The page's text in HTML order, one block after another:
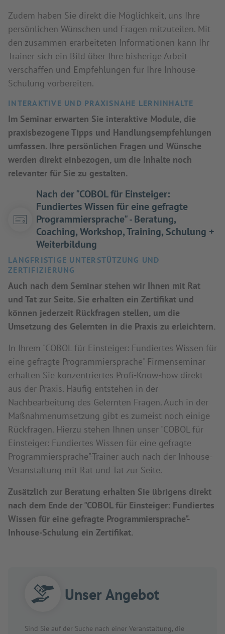
Zudem haben Sie direkt die Möglichkeit, uns Ihre
persönlichen Wünschen und Fragen mitzuteilen. Mit
den zusammen erarbeiteten Informationen kann Ihr
Trainer sich ein Bild über Ihre bisherige Arbeit
verschaffen und Empfehlungen für Ihre Inhouse-
Schulung vorbereiten.
INTERAKTIVE UND PRAXISNAHE LERNINHALTE
Im Seminar erwarten Sie interaktive Module, die
praxisbezogene Tipps und Handlungsempfehlungen
umfassen. Ihre persönlichen Fragen und Wünsche
werden direkt einbezogen, um die Inhalte noch
relevanter für Sie zu gestalten.
Nach der "COBOL für Einsteiger:
Fundiertes Wissen für eine gefragte
Programmiersprache" - Beratung,
Coaching, Workshop, Training, Schulung +
Weiterbildung
LANGFRISTIGE UNTERSTÜTZUNG UND
ZERTIFIZIERUNG
Auch nach dem Seminar stehen wir Ihnen mit Rat
und Tat zur Seite. Sie erhalten ein Zertifikat und
können jederzeit Rückfragen stellen, um die
Umsetzung des Gelernten in die Praxis zu erleichtern.
In Ihrem "COBOL für Einsteiger: Fundiertes Wissen für
eine gefragte Programmiersprache"-Firmenseminar
erhalten Sie konzentriertes Profi-Know-how direkt
aus der Praxis. Häufig entstehen in der
Nachbearbeitung des Gelernten Fragen. Auch in der
Maßnahmenumsetzung gibt es zumeist noch einige
Rückfragen. Hierzu stehen Ihnen unser "COBOL für
Einsteiger: Fundiertes Wissen für eine gefragte
Programmiersprache"-Trainer auch nach der Inhouse-
Veranstaltung mit Rat und Tat zur Seite.
Zusätzlich zur Beratung erhalten Sie übrigens direkt
nach dem Ende der "COBOL für Einsteiger: Fundiertes
Wissen für eine gefragte Programmiersprache"-
Inhouse-Schulung ein Zertifikat.
Unser Angebot
Sind Sie auf der Suche nach einer Veranstaltung, die